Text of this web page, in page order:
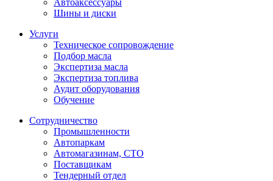
Шины и диски
Услуги
Техническое сопровождение
Подбор масла
Экспертиза масла
Экспертиза топлива
Аудит оборудования
Обучение
Сотрудничество
Промышленности
Автопаркам
Автомагазинам, СТО
Поставщикам
Тендерный отдел